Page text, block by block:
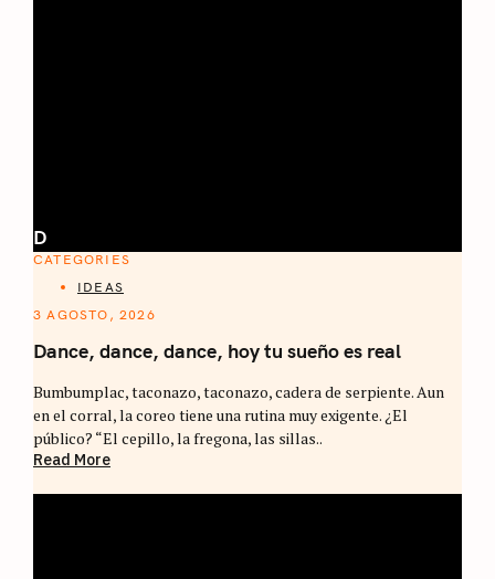
D
CATEGORIES
IDEAS
3 AGOSTO, 2026
Dance, dance, dance, hoy tu sueño es real
Bumbumplac, taconazo, taconazo, cadera de serpiente. Aun
en el corral, la coreo tiene una rutina muy exigente. ¿El
público? “El cepillo, la fregona, las sillas..
Read More